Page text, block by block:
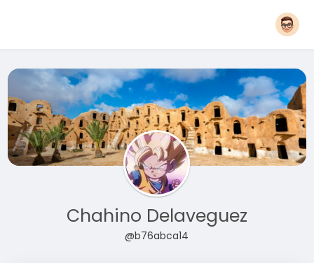
Chahino Delaveguez
@b76abca14